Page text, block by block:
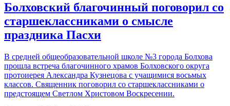
Болховский благочинный поговорил со
старшеклассниками о смысле
праздника Пасхи
В средней общеобразовательной школе №3 города Болхова
прошла встреча благочинного храмов Болховского округа
протоиерея Александра Кузнецова с учащимися восьмых
классов. Священник поговорил со старшеклассниками о
предстоящем Светлом Христовом Воскресении.